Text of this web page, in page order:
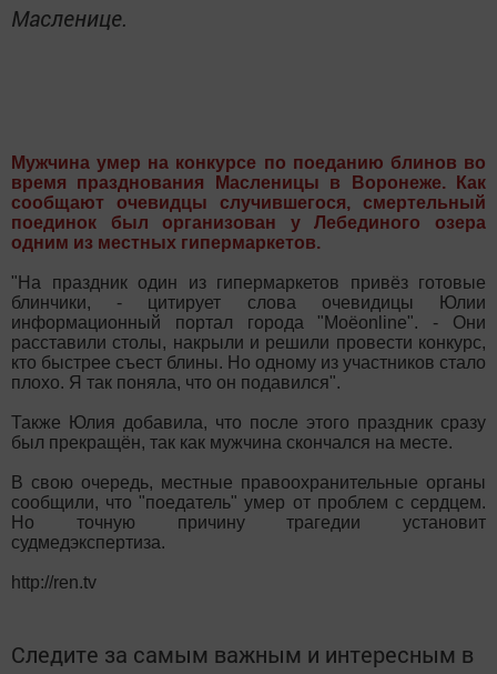
Масленице.
Мужчина умер на конкурсе по поеданию блинов во
время празднования Масленицы в Воронеже. Как
сообщают очевидцы случившегося, смертельный
поединок был организован у Лебединого озера
одним из местных гипермаркетов.
"На праздник один из гипермаркетов привёз готовые
блинчики, - цитирует слова очевидицы Юлии
информационный портал города "Моёonline". - Они
расставили столы, накрыли и решили провести конкурс,
кто быстрее съест блины. Но одному из участников стало
плохо. Я так поняла, что он подавился".
Также Юлия добавила, что после этого праздник сразу
был прекращён, так как мужчина скончался на месте.
В свою очередь, местные правоохранительные органы
сообщили, что "поедатель" умер от проблем с сердцем.
Но точную причину трагедии установит
судмедэкспертиза.
http://ren.tv
Следите за самым важным и интересным в